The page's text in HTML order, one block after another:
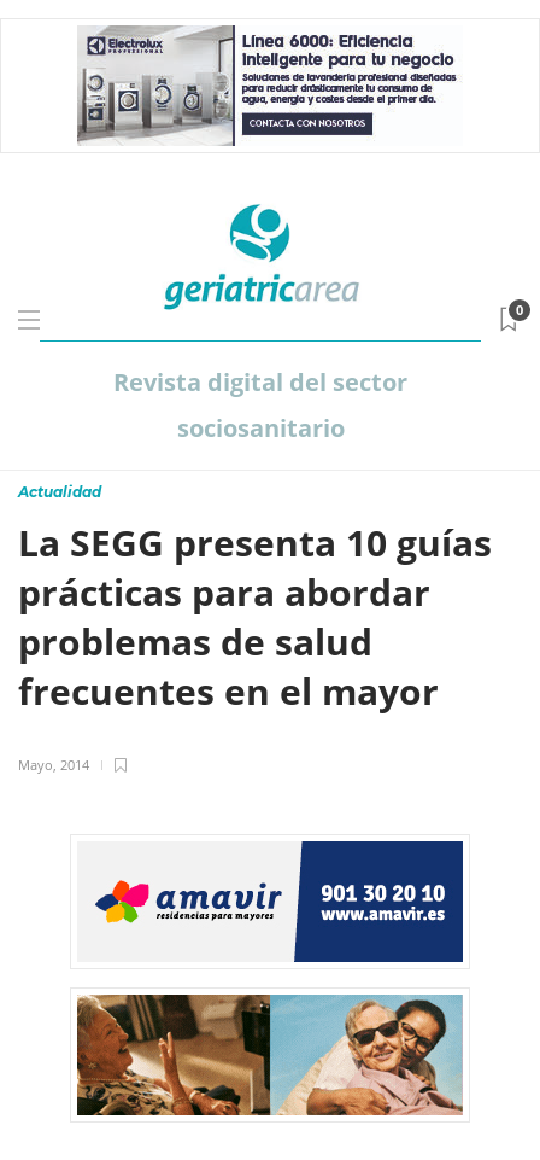
Revista digital del sector
sociosanitario
0
Actualidad
La SEGG presenta 10 guías
prácticas para abordar
problemas de salud
frecuentes en el mayor
Mayo, 2014